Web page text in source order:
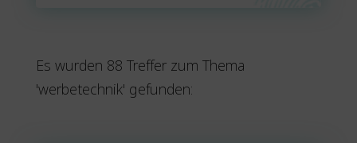
Es wurden 88 Treffer zum Thema
'werbetechnik' gefunden: